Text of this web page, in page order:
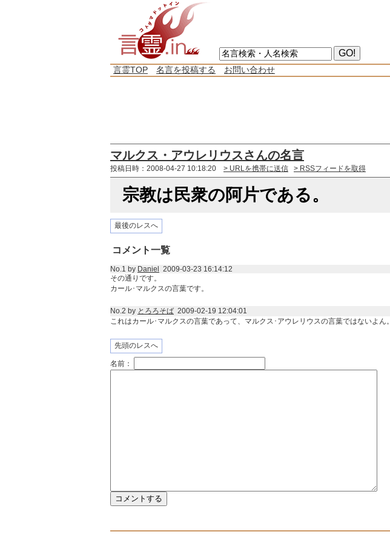
言霊TOP 名言を投稿する お問い合わせ
マルクス・アウレリウスさんの名言
投稿日時：2008-04-27 10:18:20 > URLを携帯に送信 > RSSフィードを取得
宗教は民衆の阿片である。
最後のレスへ
コメント一覧
No.1 by Daniel
2009-03-23 16:14:12
その通りです。
カール･マルクスの言葉です。
No.2 by とろろそば 2009-02-19 12:04:01
これはカール･マルクスの言葉であって、マルクス･アウレリウスの言葉ではないよん。
先頭のレスへ
名前：